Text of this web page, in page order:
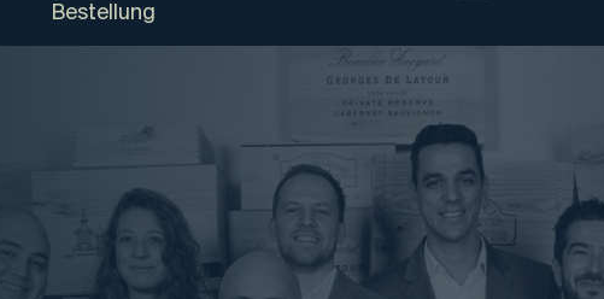
Bestellung